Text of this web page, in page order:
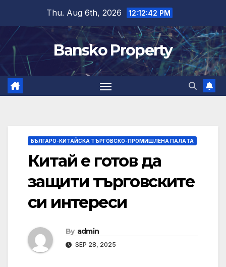
content
Thu. Aug 6th, 2026 12:12:43 PM
Bansko Property
БЪЛГАРО-КИТАЙСКА ТЪРГОВСКО-ПРОМИШЛЕНА ПАЛAТА
Китай е готов да
защити търговските
си интереси
By admin
SEP 28, 2025